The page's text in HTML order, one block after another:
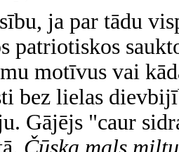
ja par tādu
patriotiskos
motīvus vai
bez lielas
Gājējs "caur